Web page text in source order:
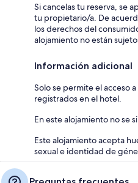
Si cancelas tu reserva, se
tu propietario/a. De
los derechos del
alojamiento no están
Información adicional
Solo se permite el acceso
registrados en el hotel.
En este alojamiento no se
Este alojamiento acepta
sexual e identidad de